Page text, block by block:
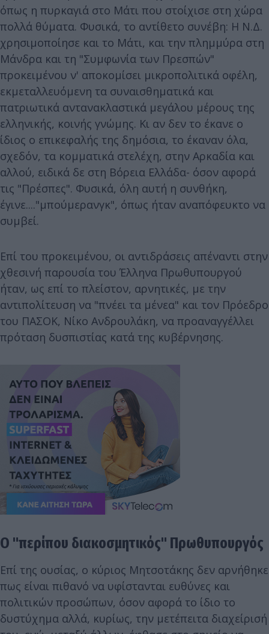
όπως η πυρκαγιά στο Μάτι που στοίχισε στη χώρα
πολλά θύματα. Φυσικά, το αντίθετο συνέβη: Η Ν.Δ.
χρησιμοποίησε και το Μάτι, και την πλημμύρα στη
Μάνδρα και τη "Συμφωνία των Πρεσπών"
προκειμένου ν' αποκομίσει μικροπολιτικά οφέλη,
εκμεταλλευόμενη τα συναισθηματικά και
πατριωτικά αντανακλαστικά μεγάλου μέρους της
ελληνικής, κοινής γνώμης. Κι αν δεν το έκανε ο
ίδιος ο επικεφαλής της δημόσια, το έκαναν όλα,
σχεδόν, τα κομματικά στελέχη, στην Αρκαδία και
αλλού, ειδικά δε στη Βόρεια Ελλάδα- όσον αφορά
τις "Πρέσπες". Φυσικά, όλη αυτή η συνθήκη,
έγινε...."μπούμερανγκ", όπως ήταν αναπόφευκτο να
συμβεί.
Επί του προκειμένου, οι αντιδράσεις απέναντι στην
χθεσινή παρουσία του Έλληνα Πρωθυπουργού
ήταν, ως επί το πλείστον, αρνητικές, με την
αντιπολίτευση να "πνέει τα μένεα" και τον Πρόεδρο
του ΠΑΣΟΚ, Νίκο Ανδρουλάκη, να προαναγγέλλει
πρόταση δυσπιστίας κατά της κυβέρνησης.
Ο "περίπου διακοσμητικός" Πρωθυπουργός
Επί της ουσίας, ο κύριος Μητσοτάκης δεν αρνήθηκε
πως είναι πιθανό να υφίστανται ευθύνες και
πολιτικών προσώπων, όσον αφορά το ίδιο το
δυστύχημα αλλά, κυρίως, την μετέπειτα διαχείρισή